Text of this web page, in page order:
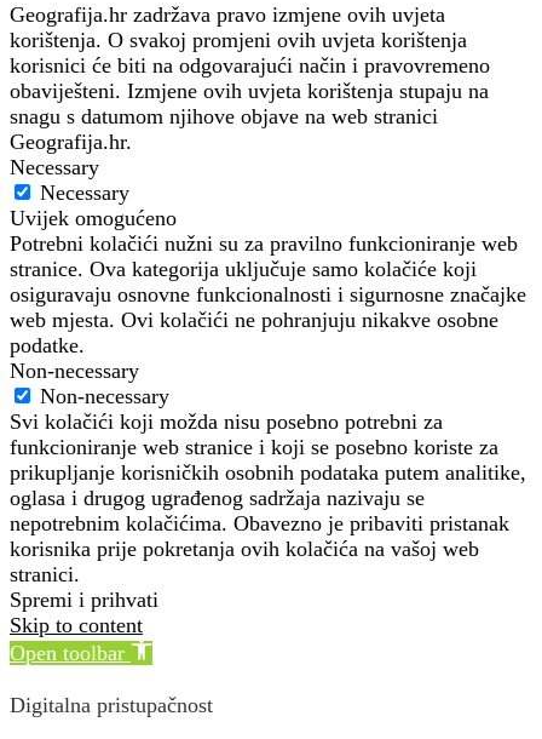
Geografija.hr zadržava pravo izmjene ovih uvjeta
korištenja. O svakoj promjeni ovih uvjeta korištenja
korisnici će biti na odgovarajući način i pravovremeno
obaviješteni. Izmjene ovih uvjeta korištenja stupaju na
snagu s datumom njihove objave na web stranici
Geografija.hr.
Necessary
Necessary
Uvijek omogućeno
Potrebni kolačići nužni su za pravilno funkcioniranje web
stranice. Ova kategorija uključuje samo kolačiće koji
osiguravaju osnovne funkcionalnosti i sigurnosne značajke
web mjesta. Ovi kolačići ne pohranjuju nikakve osobne
podatke.
Non-necessary
Non-necessary
Svi kolačići koji možda nisu posebno potrebni za
funkcioniranje web stranice i koji se posebno koriste za
prikupljanje korisničkih osobnih podataka putem analitike,
oglasa i drugog ugrađenog sadržaja nazivaju se
nepotrebnim kolačićima. Obavezno je pribaviti pristanak
korisnika prije pokretanja ovih kolačića na vašoj web
stranici.
Spremi i prihvati
Skip to content
Open toolbar
Digitalna pristupačnost